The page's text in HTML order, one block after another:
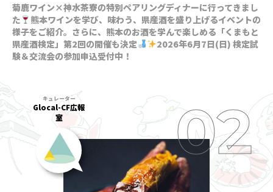
菊鹿ワイン×神水茶寮の特別ペアリングディナーに行ってきまし
た
熊本ワインを学び、味わう、県産酒を盛り上げるイベントの
様子をご紹介。さらに、熊本のお酒を学んで楽しめる「くまもと
県産酒検定」第2回の開催も決定
2026年6月7日(日) 検定試
験＆交流会の参加申込受付中！
Glocal-CF広報
室